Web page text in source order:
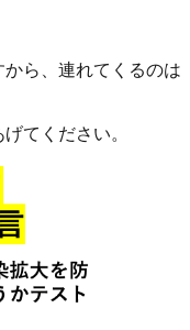
ら、連れてくるのは
てください。